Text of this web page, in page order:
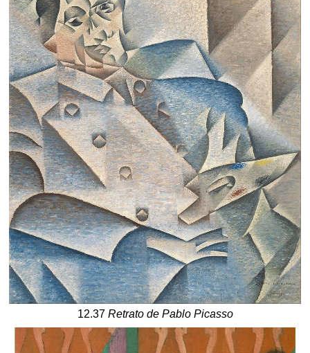
12.37 Retrato de Pablo Picasso